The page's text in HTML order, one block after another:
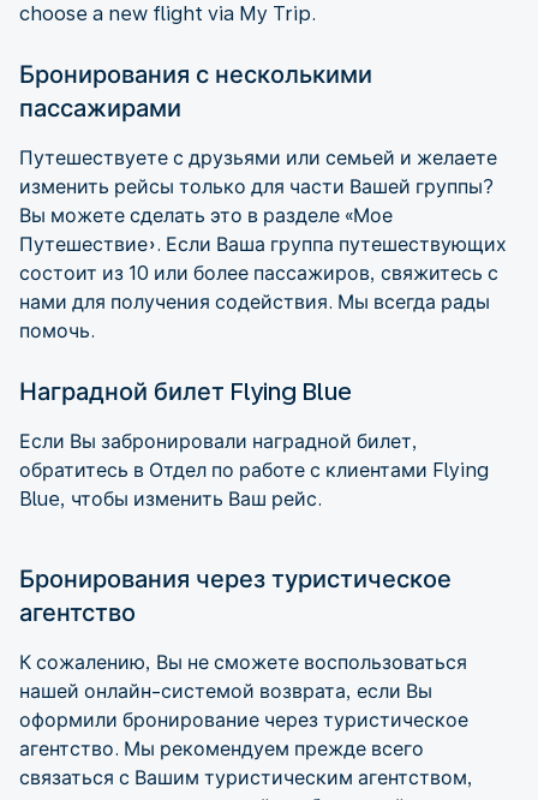
choose a new flight via My Trip.
Бронирования с несколькими
пассажирами
Путешествуете с друзьями или семьей и желаете
изменить рейсы только для части Вашей группы?
Вы можете сделать это в разделе «Мое
Путешествие». Если Ваша группа путешествующих
состоит из 10 или более пассажиров, свяжитесь с
нами для получения содействия. Мы всегда рады
помочь.
Наградной билет Flying Blue
Если Вы забронировали наградной билет,
обратитесь в Отдел по работе с клиентами Flying
Blue, чтобы изменить Ваш рейс.
Бронирования через туристическое
агентство
К сожалению, Вы не сможете воспользоваться
нашей онлайн-системой возврата, если Вы
оформили бронирование через туристическое
агентство. Мы рекомендуем прежде всего
связаться с Вашим туристическим агентством,